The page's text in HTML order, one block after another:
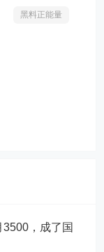
黑料正能量
，成了国